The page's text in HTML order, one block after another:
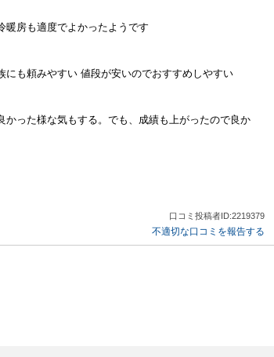
暖房も適度でよかったようです
にも頼みやすい 値段が安いのでおすすめしやすい
かった様な気もする。でも、成績も上がったので良か
口コミ投稿者ID:2219379
不適切な口コミを報告する